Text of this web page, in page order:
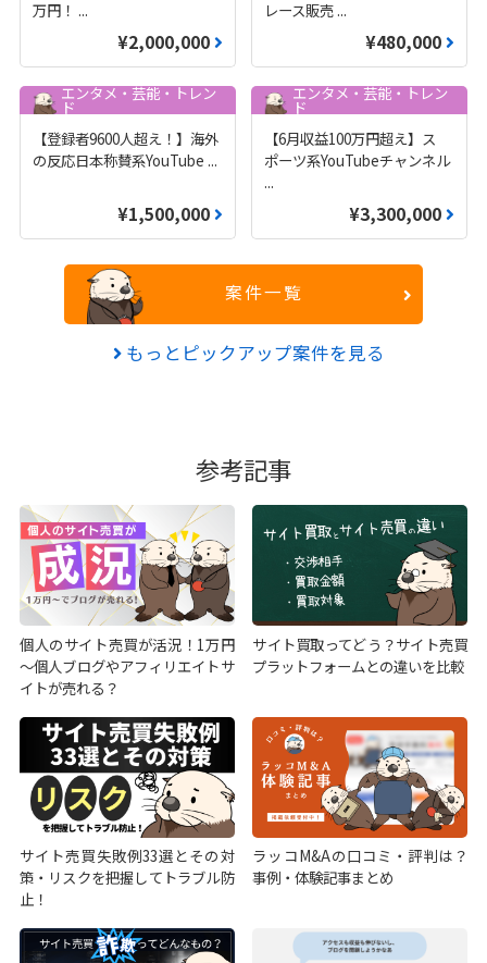
万円！ ...
¥2,000,000
レース販売 ...
¥480,000
エンタメ・芸能・トレン
ド
【登録者9600人超え！】海外
の反応日本称賛系YouTube ...
¥1,500,000
エンタメ・芸能・トレン
ド
【6月収益100万円超え】ス
ポーツ系YouTubeチャンネル
...
¥3,300,000
案件一覧
もっとピックアップ案件を見る
参考記事
個人のサイト売買が活況！1万円
～個人ブログやアフィリエイトサ
イトが売れる？
サイト買取ってどう？サイト売買
プラットフォームとの違いを比較
サイト売買失敗例33選とその対
策・リスクを把握してトラブル防
止！
ラッコM&Aの口コミ・評判は？
事例・体験記事まとめ